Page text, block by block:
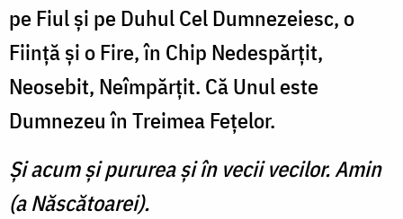
pe Fiul şi pe Duhul Cel Dumnezeiesc, o
Fiinţă şi o Fire, în Chip Nedespărţit,
Neosebit, Neîmpărţit. Că Unul este
Dumnezeu în Treimea Feţelor.
Şi acum şi pururea şi în vecii vecilor. Amin
(a Născătoarei).